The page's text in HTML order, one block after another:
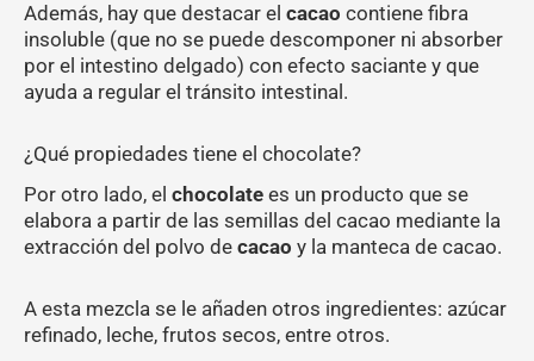
Además, hay que destacar el cacao contiene fibra
insoluble (que no se puede descomponer ni absorber
por el intestino delgado) con efecto saciante y que
ayuda a regular el tránsito intestinal.
¿Qué propiedades tiene el chocolate?
Por otro lado, el chocolate es un producto que se
elabora a partir de las semillas del cacao mediante la
extracción del polvo de cacao y la manteca de cacao.
A esta mezcla se le añaden otros ingredientes: azúcar
refinado, leche, frutos secos, entre otros.